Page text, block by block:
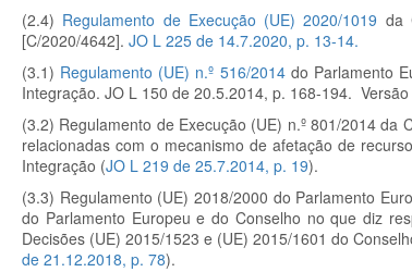
(2.4) Regulamento de Execução (UE) 2020/1019 da
[C/2020/4642]. JO L 225 de 14.7.2020, p. 13-14.
(3.1) Regulamento (UE) n.º 516/2014do Parlamento
Integração. JO L 150 de 20.5.2014, p. 168-194.
(3.2) Regulamento de Execução (UE) n.º 801/2014
relacionadas com o mecanismo de afetação de
Integração (JO L 219 de 25.7.2014, p. 19).
(3.3) Regulamento (UE) 2018/2000 do Parlamento
do Parlamento Europeu e do Conselho no que diz
Decisões (UE) 2015/1523 e (UE) 2015/1601 do
de 21.12.2018, p. 78).